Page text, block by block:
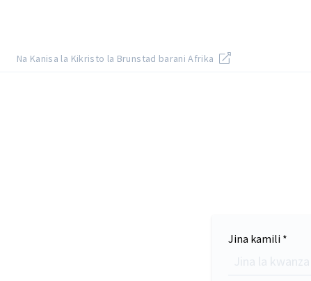
Na Kanisa la Kikristo la Brunstad barani Afrika
Jina kamili *